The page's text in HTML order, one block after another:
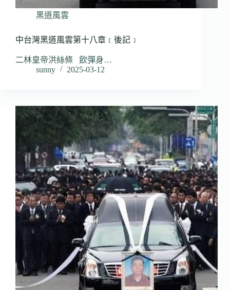
黑道風雲
中台灣黑道風雲第十八章﹝後記﹞
二林皇帝洪絲條 飲彈身…
sunny
2025-03-12